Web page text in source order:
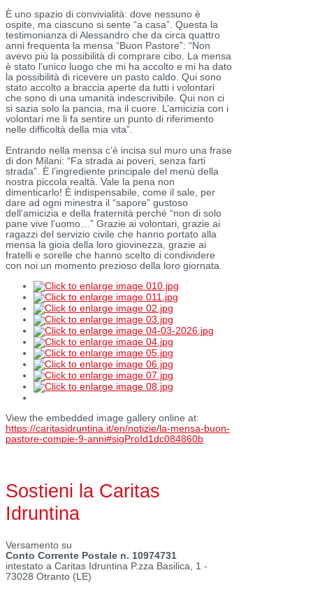
È uno spazio di convivialità: dove nessuno è
ospite, ma ciascuno si sente “a casa”. Questa la
testimonianza di Alessandro che da circa quattro
anni frequenta la mensa “Buon Pastore”: “Non
avevo più la possibilità di comprare cibo. La mensa
è stato l’unico luogo che mi ha accolto e mi ha dato
la possibilità di ricevere un pasto caldo. Qui sono
stato accolto a braccia aperte da tutti i volontari
che sono di una umanità indescrivibile. Qui non ci
si sazia solo la pancia, ma il cuore. L’amicizia con i
volontari me li fa sentire un punto di riferimento
nelle difficoltà della mia vita”.
Entrando nella mensa c’è incisa sul muro una frase
di don Milani: “Fa strada ai poveri, senza farti
strada”. È l’ingrediente principale del menù della
nostra piccola realtà. Vale la pena non
dimenticarlo! È indispensabile, come il sale, per
dare ad ogni minestra il “sapore” gustoso
dell’amicizia e della fraternità perché “non di solo
pane vive l’uomo…” Grazie ai volontari, grazie ai
ragazzi del servizio civile che hanno portato alla
mensa la gioia della loro giovinezza, grazie ai
fratelli e sorelle che hanno scelto di condividere
con noi un momento prezioso della loro giornata.
View the embedded image gallery online at:
https://caritasidruntina.it/en/notizie/la-mensa-buon-
pastore-compie-9-anni#sigProId1dc084860b
Sostieni la Caritas
Idruntina
Versamento su
Conto Corrente Postale n. 10974731
intestato a Caritas Idruntina P.zza Basilica, 1 -
73028 Otranto (LE)